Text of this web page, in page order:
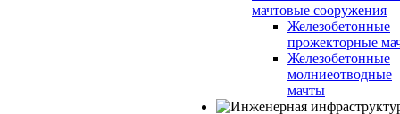
мачтовые сооружения
Железобетонные
прожекторные
Железобетонные
молниеотводные
мачты